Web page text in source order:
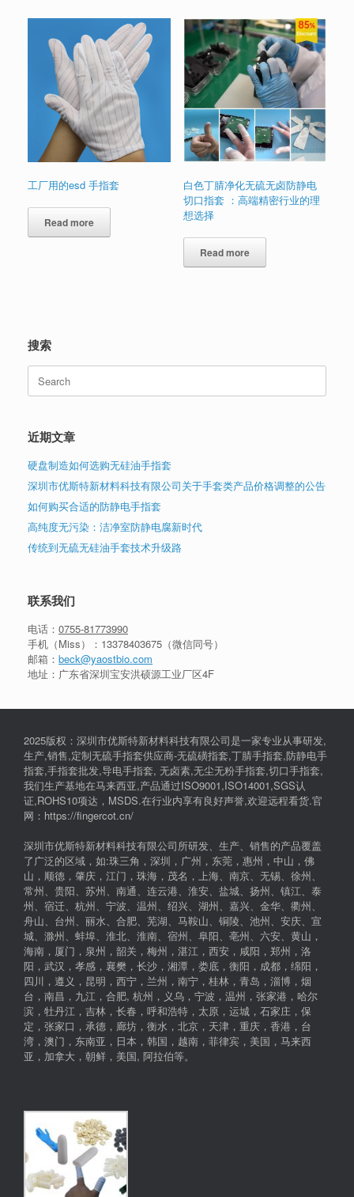
工厂用的esd 手指套
Read more
白色丁腈净化无硫无卤防静电
切口指套 ：高端精密行业的理
想选择
Read more
搜索
Search
for:
近期文章
硬盘制造如何选购无硅油手指套
深圳市优斯特新材料科技有限公司关于手套类产品价格调整的公告
如何购买合适的防静电手指套
高纯度无污染：洁净室防静电腐新时代
传统到无硫无硅油手套技术升级路
联系我们
电话： 0755-81773990
手机（Miss）： 13378403675 （微信同号）
邮箱： beck@yaostbio.com
地址：广东省深圳宝安洪硕源工业厂区4F
2025版权：深圳市优斯特新材料科技有限公司是一家专业从事研发,
生产,销售,定制无硫手指套供应商-无硫磺指套,丁腈手指套,防静电手
指套,手指套批发,导电手指套, 无卤素,无尘无粉手指套,切口手指套,
我们生产基地在马来西亚,产品通过ISO9001,ISO14001,SGS认
证,ROHS10项达，MSDS.在行业内享有良好声誉,欢迎远程看货.官
网：https://fingercot.cn/
深圳市优斯特新材料科技有限公司所研发、生产、销售的产品覆盖
了广泛的区域，如:珠三角，深圳，广州，东莞，惠州，中山，佛
山，顺德，肇庆，江门，珠海，茂名，上海、南京、无锡、徐州、
常州、贵阳、苏州、南通、连云港、淮安、盐城、扬州、镇江、泰
州、宿迁、杭州、宁波、温州、绍兴、湖州、嘉兴、金华、衢州、
舟山、台州、丽水、合肥、芜湖、马鞍山、铜陵、池州、安庆、宣
城、滁州、蚌埠、淮北、淮南、宿州、阜阳、亳州、六安、黄山，
海南，厦门，泉州，韶关，梅州，湛江，西安，咸阳，郑州，洛
阳，武汉，孝感，襄樊，长沙，湘潭，娄底，衡阳，成都，绵阳，
四川，遵义，昆明，西宁，兰州，南宁，桂林，青岛，淄博，烟
台，南昌，九江，合肥, 杭州，义乌，宁波，温州，张家港，哈尔
滨，牡丹江，吉林，长春，呼和浩特，太原，运城，石家庄，保
定，张家口，承德，廊坊，衡水，北京，天津，重庆，香港，台
湾，澳门，东南亚，日本，韩国，越南，菲律宾，美国，马来西
亚，加拿大，朝鲜，美国, 阿拉伯等。